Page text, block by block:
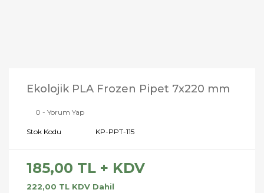
Ekolojik PLA Frozen Pipet 7x220 mm
0 - Yorum Yap
Stok Kodu KP-PPT-115
185,00 TL + KDV
222,00 TL KDV Dahil